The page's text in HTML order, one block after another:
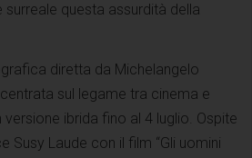
surreale questa assurdità della
diretta da Michelangelo
sul legame tra cinema e
ibrida fino al 4 luglio. Ospite
Susy Laude con il film “Gli uomini